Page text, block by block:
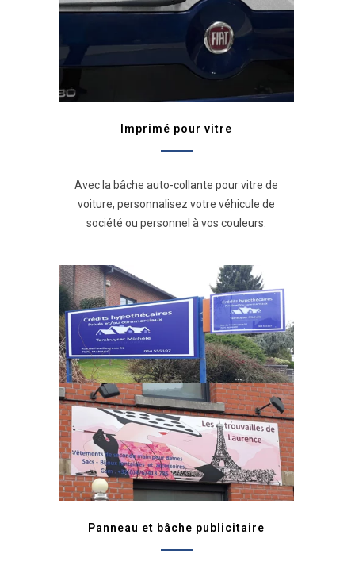
Imprimé pour vitre
Avec la bâche auto-collante pour vitre de
voiture, personnalisez votre véhicule de
société ou personnel à vos couleurs.
Panneau et bâche publicitaire